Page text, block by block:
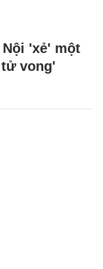
'xẻ' một
vong'